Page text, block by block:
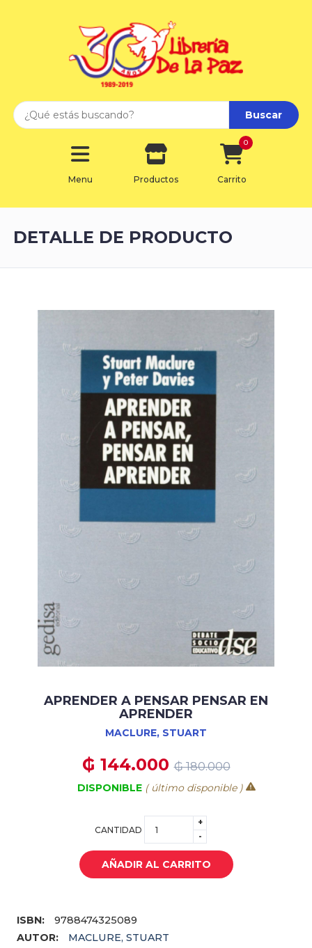
Buscar
Menu Productos Carrito
0
DETALLE DE PRODUCTO
APRENDER A PENSAR PENSAR EN
APRENDER
MACLURE, STUART
₲ 144.000₲ 180.000
DISPONIBLE ( último disponible )
CANTIDAD
+
-
AÑADIR AL CARRITO
ISBN:
9788474325089
AUTOR:
MACLURE, STUART